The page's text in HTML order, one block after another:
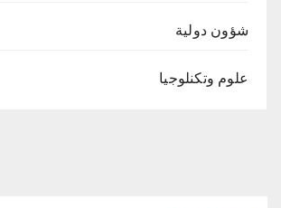
شؤون دولية
علوم وتكنلوجيا